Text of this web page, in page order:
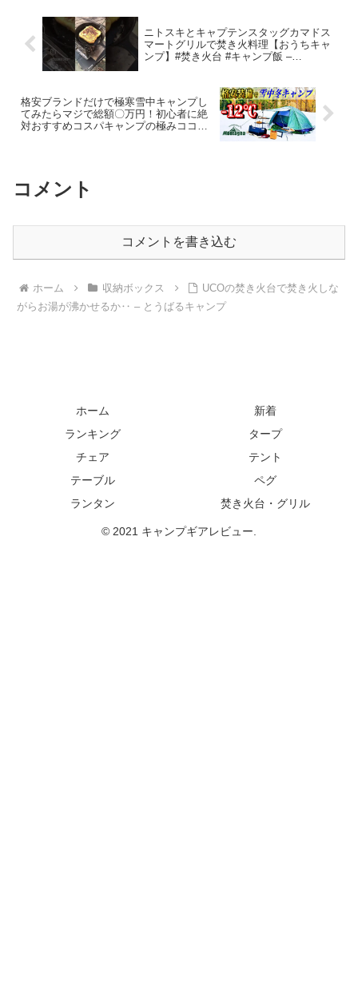
ニトスキとキャプテンスタッグカマドス
マートグリルで焚き火料理【おうちキャ
ンプ】#焚き火台 #キャンプ飯 –
格安ブランドだけで極寒雪中キャンプし
てみたらマジで総額〇万円！初心者に絶
対おすすめコスパキャンプの極みココに
コメント
コメントを書き込む
ホーム 収納ボックス
UCOの焚き火台で焚き火しな
がらお湯が沸かせるか‥ – とうばるキャンプ
ホーム
新着
ランキング
タープ
チェア
テント
テーブル
ペグ
ランタン
焚き火台・グリル
© 2021 キャンプギアレビュー.